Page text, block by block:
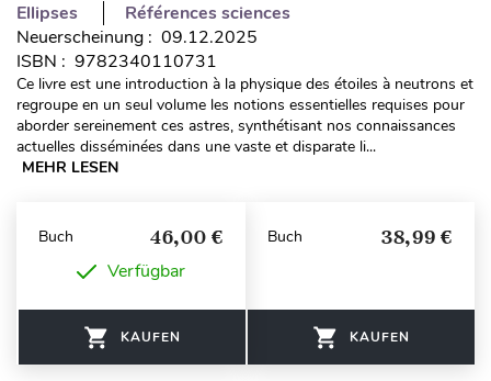
Ellipses
Références sciences
Neuerscheinung : 09.12.2025
ISBN : 9782340110731
Ce livre est une introduction à la physique des étoiles à neutrons et
regroupe en un seul volume les notions essentielles requises pour
aborder sereinement ces astres, synthétisant nos connaissances
actuelles disséminées dans une vaste et disparate li...
MEHR LESEN
Buch 46,00 €
Verfügbar
KAUFEN
Buch 38,99 €
KAUFEN